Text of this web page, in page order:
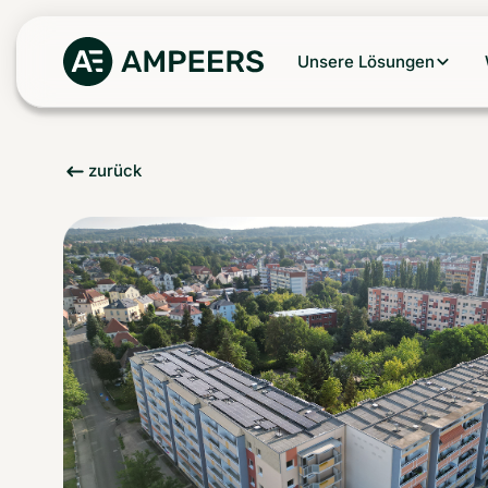
Unsere Lösungen
zurück